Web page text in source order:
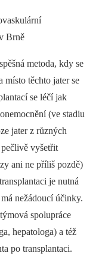
Brně
metoda, kdy se
místo těchto jater se
se léčí jak
(ve stadiu
jater z různých
vyšetřit
ani ne příliš pozdě)
je nutná
nežádoucí účinky.
spolupráce
hepatologa) a též
po transplantaci.